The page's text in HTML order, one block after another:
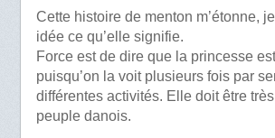
Cette histoire de menton m’étonne,
idée ce qu’elle signifie.
Force est de dire que la princesse
puisqu’on la voit plusieurs fois par
différentes activités. Elle doit être
peuple danois.